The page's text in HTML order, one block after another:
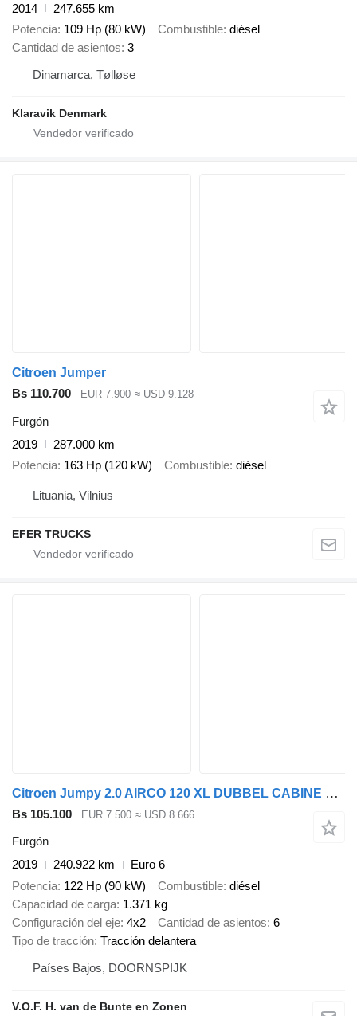
2014
247.655 km
Potencia 109 Hp (80 kW) Combustible diésel
Cantidad de asientos 3
Dinamarca, Tølløse
Klaravik Denmark
Citroen Jumper
Bs 110.700
EUR 7.900 ≈ USD 9.128
Furgón
2019
287.000 km
Potencia 163 Hp (120 kW) Combustible diésel
Lituania, Vilnius
EFER TRUCKS
Citroen Jumpy 2.0 AIRCO 120 XL DUBBEL CABINE LANG
Bs 105.100 EUR 7.500 ≈ USD 8.666
Furgón
2019
240.922 km
Euro 6
Potencia 122 Hp (90 kW) Combustible diésel
Capacidad de carga 1.371 kg
Configuración del eje 4x2 Cantidad de asientos 6
Tipo de tracción Tracción delantera
Países Bajos, DOORNSPIJK
V.O.F. H. van de Bunte en Zonen